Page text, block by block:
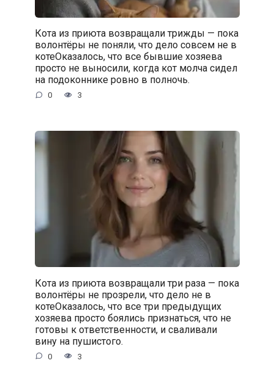
Кота из приюта возвращали трижды — пока
волонтёры не поняли, что дело совсем не в
котеОказалось, что все бывшие хозяева
просто не выносили, когда кот молча сидел
на подоконнике ровно в полночь.
0 3
Кота из приюта возвращали три раза — пока
волонтёры не прозрели, что дело не в
котеОказалось, что все три предыдущих
хозяева просто боялись признаться, что не
готовы к ответственности, и сваливали
вину на пушистого.
0 3